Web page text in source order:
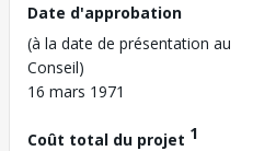
Date d'approbation
(à la date de présentation au
Conseil)
16 mars 1971
Coût total du projet 1